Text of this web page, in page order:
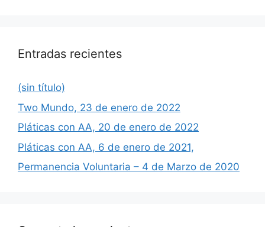
Entradas recientes
(sin título)
Two Mundo, 23 de enero de 2022
Pláticas con AA, 20 de enero de 2022
Pláticas con AA, 6 de enero de 2021,
Permanencia Voluntaria – 4 de Marzo de 2020